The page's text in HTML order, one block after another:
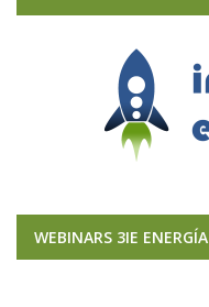
WEBINARS 3IE ENERGÍA